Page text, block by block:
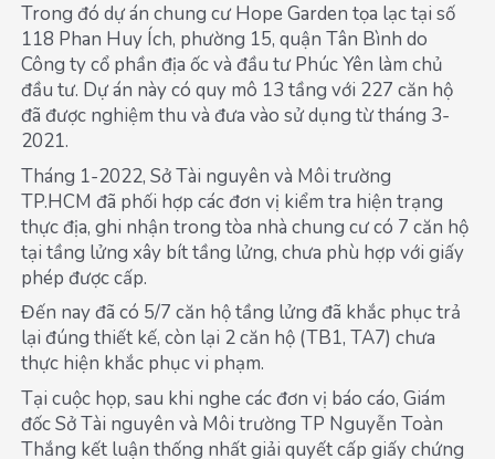
Trong đó dự án chung cư Hope Garden tọa lạc tại số
118 Phan Huy Ích, phường 15, quận Tân Bình do
Công ty cổ phần địa ốc và đầu tư Phúc Yên làm chủ
đầu tư. Dự án này có quy mô 13 tầng với 227 căn hộ
đã được nghiệm thu và đưa vào sử dụng từ tháng 3-
2021.
Tháng 1-2022, Sở Tài nguyên và Môi trường
TP.HCM đã phối hợp các đơn vị kiểm tra hiện trạng
thực địa, ghi nhận trong tòa nhà chung cư có 7 căn hộ
tại tầng lửng xây bít tầng lửng, chưa phù hợp với giấy
phép được cấp.
Đến nay đã có 5/7 căn hộ tầng lửng đã khắc phục trả
lại đúng thiết kế, còn lại 2 căn hộ (TB1, TA7) chưa
thực hiện khắc phục vi phạm.
Tại cuộc họp, sau khi nghe các đơn vị báo cáo, Giám
đốc Sở Tài nguyên và Môi trường TP Nguyễn Toàn
Thắng kết luận thống nhất giải quyết cấp giấy chứng